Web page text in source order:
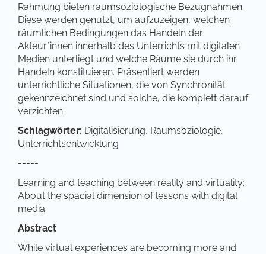
Rahmung bieten raumsoziologische Bezugnahmen.
Diese werden genutzt, um aufzuzeigen, welchen
räumlichen Bedingungen das Handeln der
Akteur*innen innerhalb des Unterrichts mit digitalen
Medien unterliegt und welche Räume sie durch ihr
Handeln konstituieren. Präsentiert werden
unterrichtliche Situationen, die von Synchronität
gekennzeichnet sind und solche, die komplett darauf
verzichten.
Schlagwörter: Digitalisierung, Raumsoziologie,
Unterrichtsentwicklung
-----
Learning and teaching between reality and virtuality:
About the spacial dimension of lessons with digital
media
Abstract
While virtual experiences are becoming more and